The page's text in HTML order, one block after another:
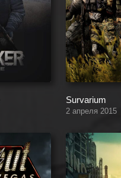
Survarium
2 апреля 2015